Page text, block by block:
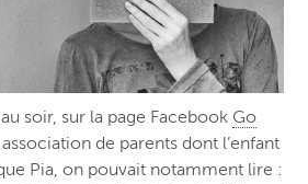
soir, sur la page Facebook Go
association de parents dont l’enfant
Pia, on pouvait notamment lire :